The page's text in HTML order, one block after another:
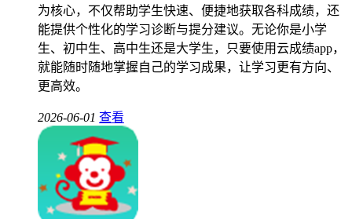
为核心，不仅帮助学生快速、便捷地获取各科成绩，还
能提供个性化的学习诊断与提分建议。无论你是小学
生、初中生、高中生还是大学生，只要使用云成绩app，
就能随时随地掌握自己的学习成果，让学习更有方向、
更高效。
2026-06-01 查看